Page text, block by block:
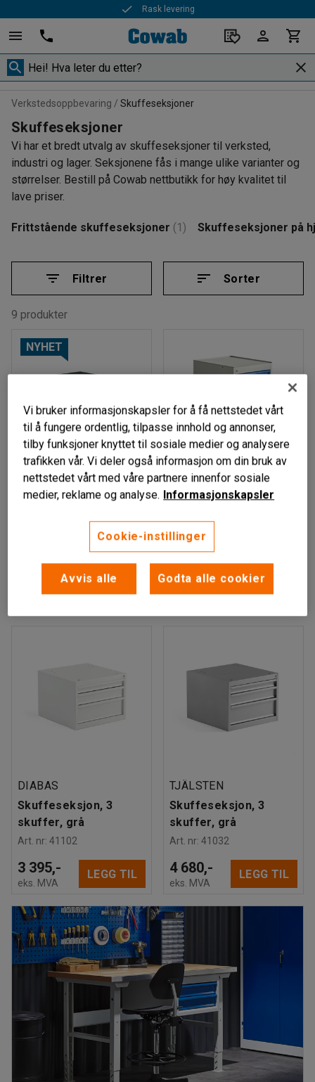
Rask levering
Verkstedsoppbevaring Skuffeseksjoner
Skuffeseksjoner
Vi har et bredt utvalg av skuffeseksjoner til verksted,
industri og lager. Seksjonene fås i mange ulike varianter og
størrelser. Bestill på Cowab nettbutikk for høy kvalitet til
lave priser.
Frittstående skuffeseksjoner (1) Skuffeseksjoner på
Filtrer Sorter
9 produkter
NYHET
Finnes i flere varianter
DIABAS
skuffeseksjon, under
benk, 2 skuffer
Art. nr:221341
2 585,- LEGG TIL
Finnes i flere varianter
DOLOMIT
gulvmodell, 6 skuffer
Art. nr: 41011
9 135,- LEGG TIL
DIABAS
Skuffeseksjon, 3
skuffer, grå
Art. nr: 41102
3 395,-
eks. MVA
LEGG TIL
TJÄLSTEN
Skuffeseksjon, 3
skuffer, grå
Art. nr: 41032
4 680,-
eks. MVA
LEGG TIL
Vi bruker informasjonskapsler for å få nettstedet vårt
til å fungere ordentlig, tilpasse innhold og annonser,
tilby funksjoner knyttet til sosiale medier og analysere
trafikken vår. Vi deler også informasjon om din bruk av
nettstedet vårt med våre partnere innenfor sosiale
medier, reklame og analyse. Informasjonskapsler
Cookie-instillinger
Avvis alle Godta alle cookier